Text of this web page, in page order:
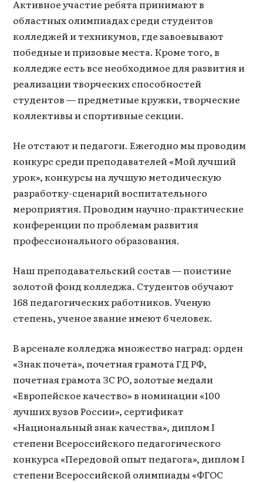
Активное участие ребята принимают в
областных олимпиадах среди студентов
колледжей и техникумов, где завоевывают
победные и призовые места. Кроме того, в
колледже есть все необходимое для развития и
реализации творческих способностей
студентов — предметные кружки, творческие
коллективы и спортивные секции.
Не отстают и педагоги. Ежегодно мы проводим
конкурс среди преподавателей «Мой лучший
урок», конкурсы на лучшую методическую
разработку-сценарий воспитательного
мероприятия. Проводим научно-практические
конференции по проблемам развития
профессионального образования.
Наш преподавательский состав — поистине
золотой фонд колледжа. Студентов обучают
168 педагогических работников. Ученую
степень, ученое звание имеют 6 человек.
В арсенале колледжа множество наград: орден
«Знак почета», почетная грамота ГД РФ,
почетная грамота ЗС РО, золотые медали
«Европейское качество» в номинации «100
лучших вузов России», сертификат
«Национальный знак качества», диплом I
степени Всероссийского педагогического
конкурса «Передовой опыт педагога», диплом I
степени Всероссийской олимпиады «ФГОС